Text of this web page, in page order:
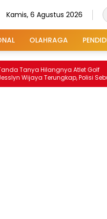
Kamis, 6 Agustus 2026
OLAHRAGA
Hilangnya Atlet Golf
Terungkap, Polisi Sebut
Suruhan Ibunya